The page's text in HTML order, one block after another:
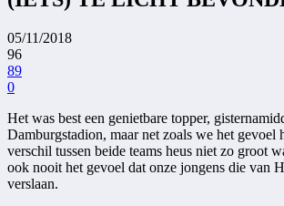
05/11/2018
96
89
0
Het was best een genietbare topper,
Damburgstadion, maar net zoals we het gevoel
verschil tussen beide teams heus niet zo groot
ook nooit het gevoel dat onze jongens die van
verslaan.